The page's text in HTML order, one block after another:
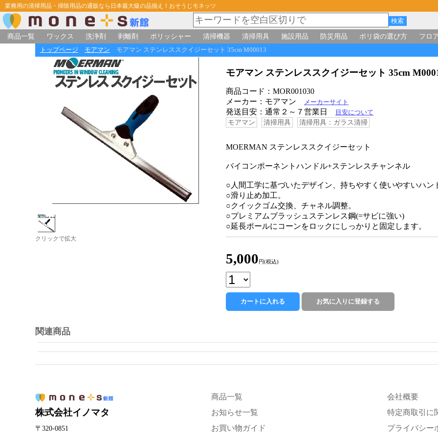
業務用の清掃用品・掃除用品の通販なら日本最大級の品揃え！おそうじモネッツ
商品一覧
ワックス 洗浄剤 剥離剤 ポリッシャー 清掃機器 清掃用具 施設用品 防災用品 ポリ袋の選び方 フロ
トップページ モアマン モアマン ステンレススクイジーセット 35cm M00013
クリックで拡大
モアマン ステンレススクイジーセット 35cm
商品コード：MOR001030
メーカー：モアマン
メーカーサイト
発送目安：通常２～７営業日 目安について
モアマン 清掃用具 清掃用具：ガラス清掃
MOERMAN ステンレススクイジーセット
バイコンポーネントハンドル+ステンレスチャンネル
○人間工学に基づいたデザイン、持ちやすく使いやすいハン
○滑り止め加工。
○クイックゴム交換、チャネル調整。
○プレミアムブラッシュステンレス鋼(=サビに強い)
○延長ポールにコーンをロックにしっかりと固定します。
5,000 円(税込)
関連商品
株式会社イノマタ
〒320-0851
商品一覧
お知らせ一覧
お買い物ガイド
会社概要
特定商取引に
プライバシー